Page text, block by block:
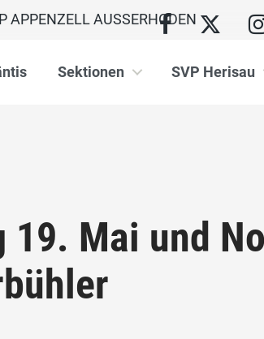
APPENZELL AUSSERHODEN
Sektionen SVP Herisau
19. Mai und